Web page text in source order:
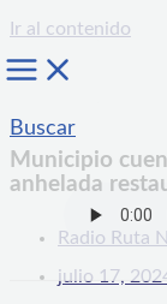
Ir al contenido
Buscar
Municipio
anhelada
Radio Ruta
julio 17,